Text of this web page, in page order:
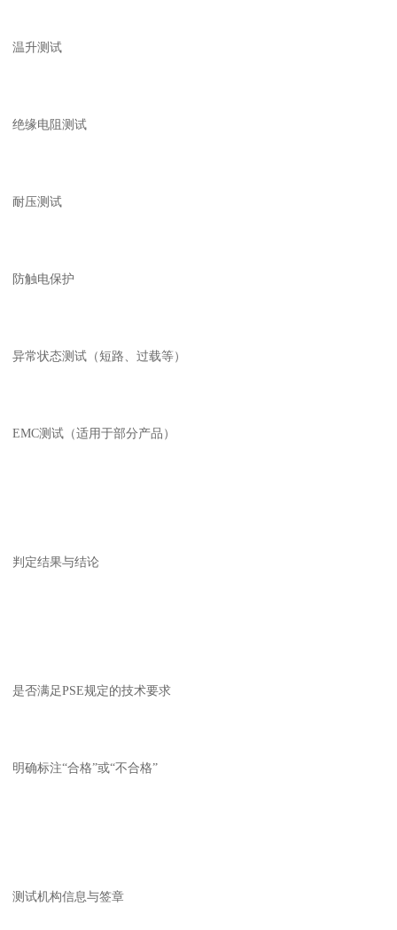
温升测试
绝缘电阻测试
耐压测试
防触电保护
异常状态测试（短路、过载等）
EMC测试（适用于部分产品）
判定结果与结论
是否满足PSE规定的技术要求
明确标注“合格”或“不合格”
测试机构信息与签章